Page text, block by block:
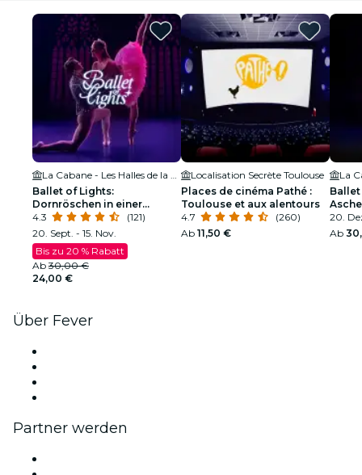
Ballet of Lights:
Dornröschen in einer
funkelnden Show
4.3
(121)
20. Sept. - 15. Nov.
Bis zu 20 % Rabatt
Ab 30,00 €
24,00 €
Localisation Secrète Toulouse
Places de cinéma Pathé :
Toulouse et aux alentours
4.7
(260)
Ab 11,50 €
20.
Ab
Über Fever
Partner werden